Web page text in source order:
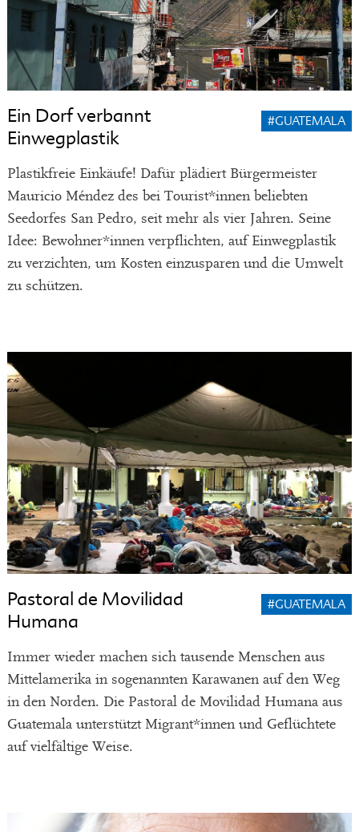
Ein Dorf verbannt
Einwegplastik
#GUATEMALA
Plastikfreie Einkäufe! Dafür plädiert Bürgermeister
Mauricio Méndez des bei Tourist*innen beliebten
Seedorfes San Pedro, seit mehr als vier Jahren. Seine
Idee: Bewohner*innen verpflichten, auf Einwegplastik
zu verzichten, um Kosten einzusparen und die Umwelt
zu schützen.
Pastoral de Movilidad
Humana
#GUATEMALA
Immer wieder machen sich tausende Menschen aus
Mittelamerika in sogenannten Karawanen auf den Weg
in den Norden. Die Pastoral de Movilidad Humana aus
Guatemala unterstützt Migrant*innen und Geflüchtete
auf vielfältige Weise.